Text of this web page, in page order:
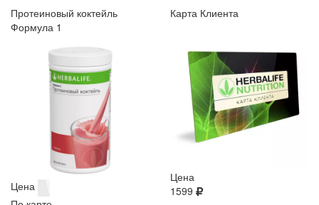
Протеиновый коктейль
Формула 1
Цена
Карта Клиента
Цена
1599